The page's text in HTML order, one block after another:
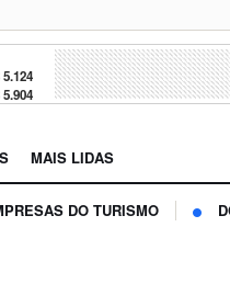
5.124
5.904
MAIS LIDAS
DO TURISMO